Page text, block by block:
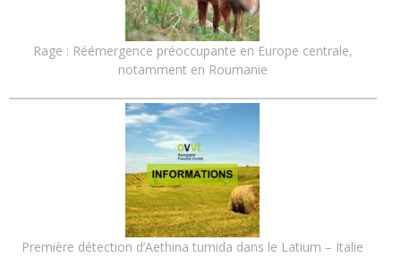
Rage : Réémergence préoccupante en Europe centrale,
notamment en Roumanie
Première détection d’Aethina tumida dans le Latium – Italie